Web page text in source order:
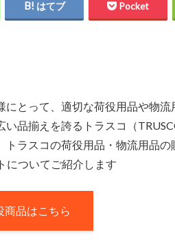
はてブ Pocket
とって、適切な荷役用品や物流
品揃えを誇るトラスコ（
ラスコの荷役用品・物流用品の
についてご紹介します
商品はこちら